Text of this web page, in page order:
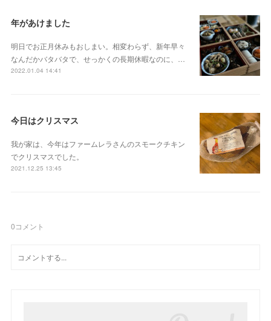
年があけました
明日でお正月休みもおしまい。相変わらず、新年早々
なんだかバタバタで、せっかくの長期休暇なのに、…
2022.01.04 14:41
今日はクリスマス
我が家は、今年はファームレラさんのスモークチキン
でクリスマスでした。
2021.12.25 13:45
0コメント